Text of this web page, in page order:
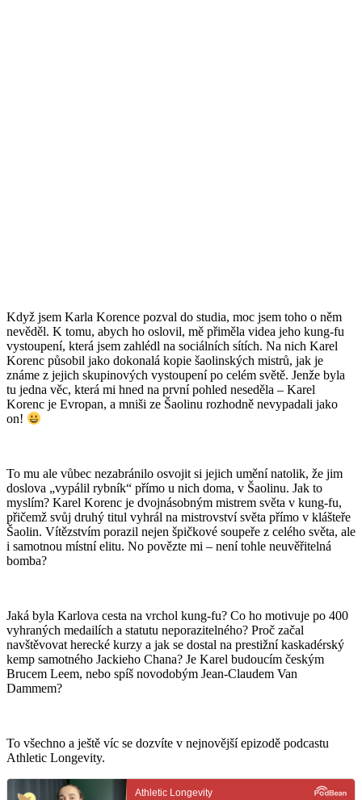
Když jsem Karla Korence pozval do studia, moc jsem toho o něm
nevěděl. K tomu, abych ho oslovil, mě přiměla videa jeho kung-fu
vystoupení, která jsem zahlédl na sociálních sítích. Na nich Karel
Korenc působil jako dokonalá kopie šaolinských mistrů, jak je
známe z jejich skupinových vystoupení po celém světě. Jenže byla
tu jedna věc, která mi hned na první pohled neseděla – Karel
Korenc je Evropan, a mniši ze Šaolinu rozhodně nevypadali jako
on!
To mu ale vůbec nezabránilo osvojit si jejich umění natolik, že jim
doslova „vypálil rybník“ přímo u nich doma, v Šaolinu. Jak to
myslím? Karel Korenc je dvojnásobným mistrem světa v kung-fu,
přičemž svůj druhý titul vyhrál na mistrovství světa přímo v klášteře
Šaolin. Vítězstvím porazil nejen špičkové soupeře z celého světa, ale
i samotnou místní elitu. No povězte mi – není tohle neuvěřitelná
bomba?
Jaká byla Karlova cesta na vrchol kung-fu? Co ho motivuje po 400
vyhraných medailích a statutu neporazitelného? Proč začal
navštěvovat herecké kurzy a jak se dostal na prestižní kaskadérský
kemp samotného Jackieho Chana? Je Karel budoucím českým
Brucem Leem, nebo spíš novodobým Jean-Claudem Van
Dammem?
To všechno a ještě víc se dozvíte v nejnovější epizodě podcastu
Athletic Longevity.